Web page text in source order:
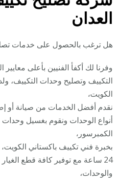
العدان
هل ترغب بالحصول على خدمات
وفرنا لك أكفأ الفنيين بأعلى
التكييف وتصليح وحدات التكييف،
الكويت،
نقدم أفضل الخدمات من صيانة أو
أنواع الوحدات ونقوم بغسيل وحدات
الكمبرسور،
بخبرة فني تكييف باكستاني
24 ساعة مع توفير كافة قطع
والوحدات،